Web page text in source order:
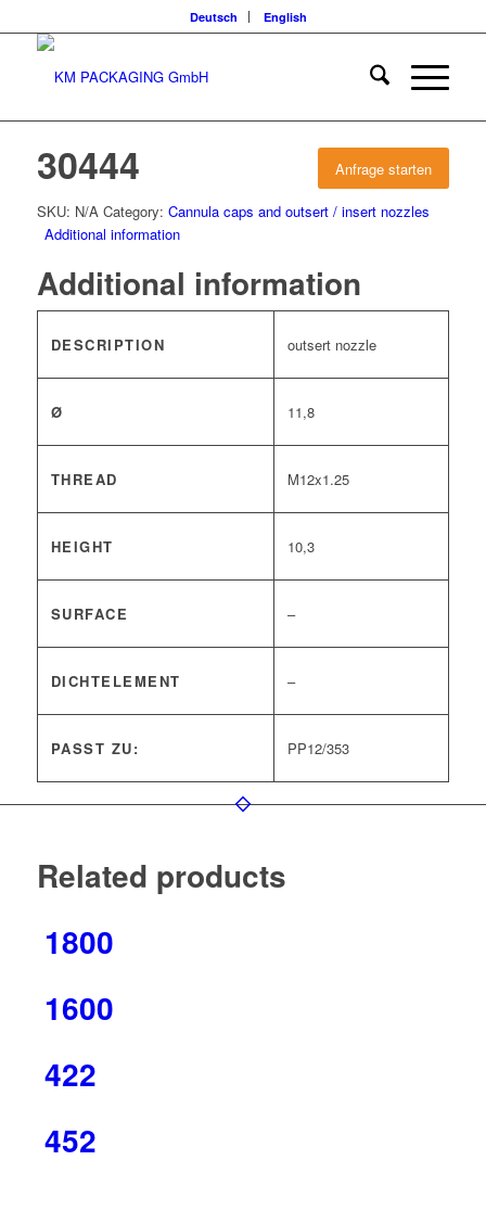
Deutsch English
Anfrage starten
30444
SKU: N/A Category: Cannula caps and outsert / insert nozzles
Additional information
Additional information
DESCRIPTION outsert nozzle
Ø 11,8
THREAD M12x1.25
HEIGHT 10,3
SURFACE –
DICHTELEMENT –
PASST ZU: PP12/353
Related products
1800
1600
422
452